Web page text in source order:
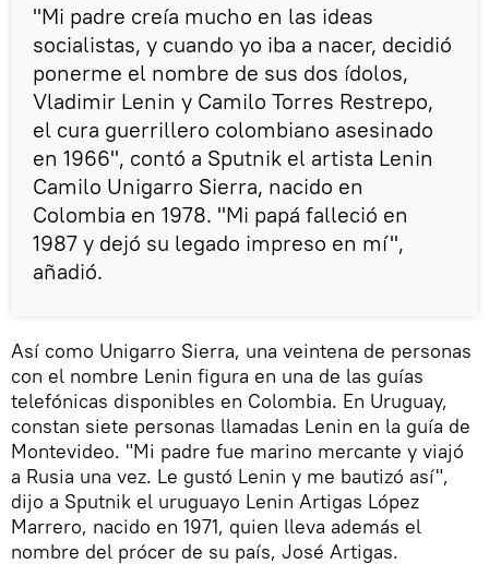
"Mi padre creía mucho en las ideas
socialistas, y cuando yo iba a nacer, decidió
ponerme el nombre de sus dos ídolos,
Vladimir Lenin y Camilo Torres Restrepo,
el cura guerrillero colombiano asesinado
en 1966", contó a Sputnik el artista Lenin
Camilo Unigarro Sierra, nacido en
Colombia en 1978. "Mi papá falleció en
1987 y dejó su legado impreso en mí",
añadió.
Así como Unigarro Sierra, una veintena de personas
con el nombre Lenin figura en una de las guías
telefónicas disponibles en Colombia. En Uruguay,
constan siete personas llamadas Lenin en la guía de
Montevideo. "Mi padre fue marino mercante y viajó
a Rusia una vez. Le gustó Lenin y me bautizó así",
dijo a Sputnik el uruguayo Lenin Artigas López
Marrero, nacido en 1971, quien lleva además el
nombre del prócer de su país, José Artigas.